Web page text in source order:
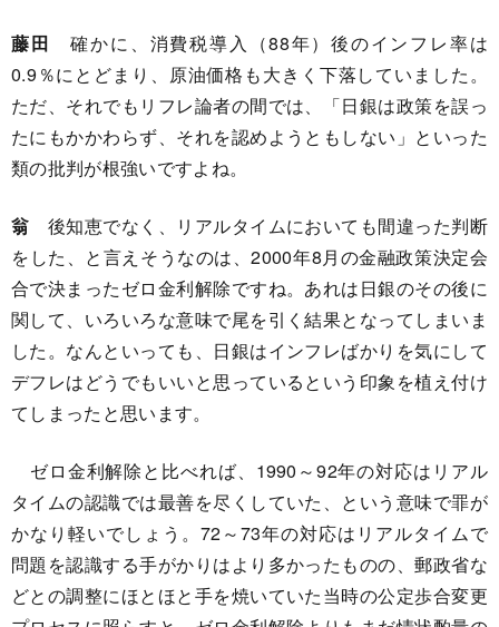
藤田
確かに、消費税導入（88年）後のインフレ率は
0.9％にとどまり、原油価格も大きく下落していました。
ただ、それでもリフレ論者の間では、「日銀は政策を誤っ
たにもかかわらず、それを認めようともしない」といった
類の批判が根強いですよね。
翁 後知恵でなく、リアルタイムにおいても間違った判断
をした、と言えそうなのは、2000年8月の金融政策決定会
合で決まったゼロ金利解除ですね。あれは日銀のその後に
関して、いろいろな意味で尾を引く結果となってしまいま
した。なんといっても、日銀はインフレばかりを気にして
デフレはどうでもいいと思っているという印象を植え付け
てしまったと思います。
ゼロ金利解除と比べれば、1990～92年の対応はリアル
タイムの認識では最善を尽くしていた、という意味で罪が
かなり軽いでしょう。72～73年の対応はリアルタイムで
問題を認識する手がかりはより多かったものの、郵政省な
どとの調整にほとほと手を焼いていた当時の公定歩合変更